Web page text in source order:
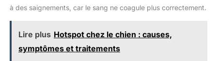
à des saignements, car le sang ne coagule plus correctement.
Lire plus Hotspot chez le chien : causes,
symptômes et traitements